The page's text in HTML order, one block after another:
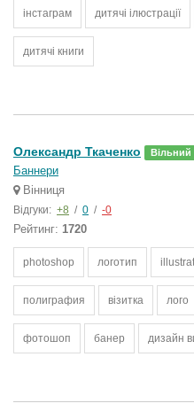
інстаграм дитячі ілюстрації
дитячі книги
Олександр Ткаченко Вільний
Баннери
Вінниця
Відгуки: +8 / 0 / -0
Рейтинг: 1720
photoshop логотип
полиграфия візитка лого
фотошоп банер дизайн